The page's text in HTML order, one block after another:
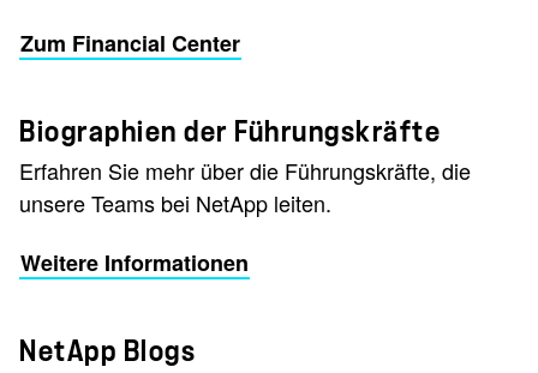
Zum Financial Center
Biographien der Führungskräfte
Erfahren Sie mehr über die Führungskräfte, die
unsere Teams bei NetApp leiten.
Weitere Informationen
NetApp Blogs